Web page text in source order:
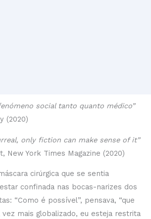
social tanto quanto médico”
(2020)
only fiction can make sense of it”
New York Times Magazine (2020)
cirúrgica que se sentia
confinada nas bocas-narizes dos
“Como é possível”, pensava, “que
vez mais globalizado, eu esteja restrita